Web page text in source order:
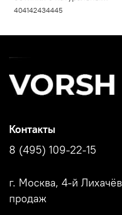
мехом, Айдахо V9020M,
404142434445
Контакты
8 (495) 109-22-15
г. Москва, 4-й
продаж